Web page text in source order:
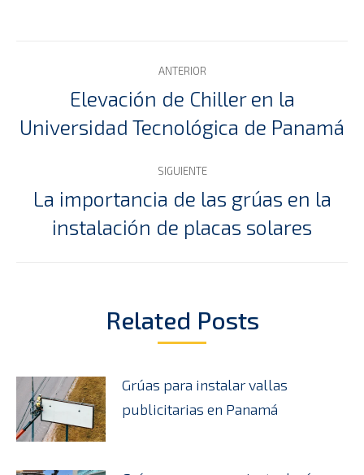
Navegación
entre
publicaciones
ANTERIOR
Publicación
anterior:
Elevación de Chiller en la
Universidad Tecnológica de Panamá
SIGUIENTE
Publicación
siguiente:
La importancia de las grúas en la
instalación de placas solares
Related Posts
Grúas para instalar vallas
publicitarias en Panamá